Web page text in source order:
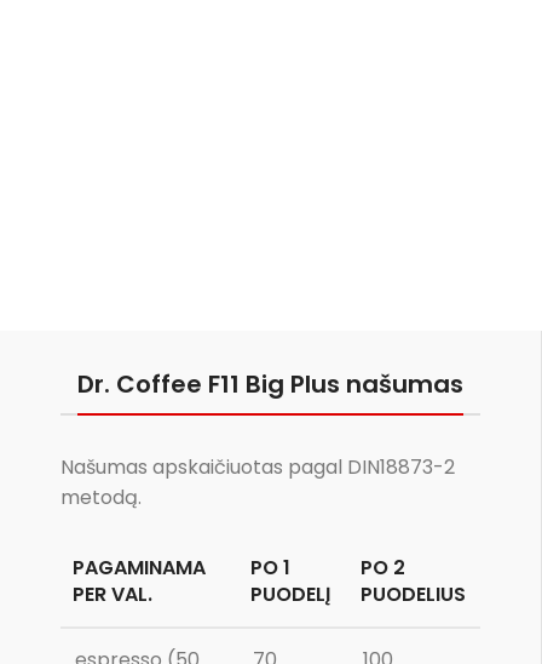
Dr. Coffee F11 Big Plus našumas
Našumas apskaičiuotas pagal DIN18873-2
metodą.
PAGAMINAMA
PER VAL.
PO 1
PUODELĮ
PO 2
PUODELIUS